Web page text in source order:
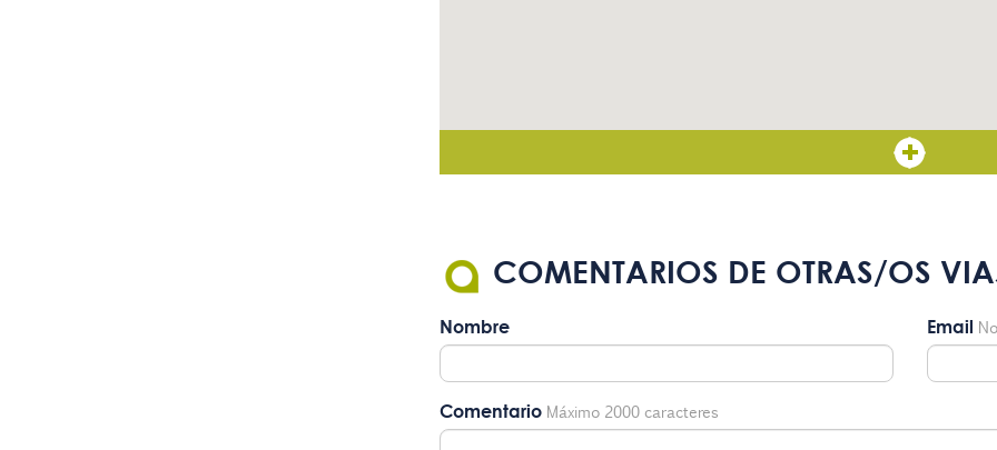
COMENTARIOS DE OTRAS/OS
Nombre Email
Comentario Máximo 2000 caracteres